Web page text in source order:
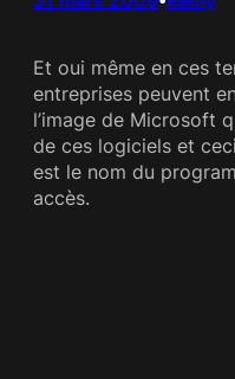
Et oui même en ces
entreprises peuvent
l’image de Microsoft
de ces logiciels et
est le nom du
accès.